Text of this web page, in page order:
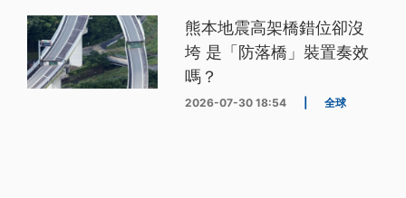
熊本地震高架橋錯位卻沒
垮 是「防落橋」裝置奏效
嗎？
2026-07-30 18:54 全球